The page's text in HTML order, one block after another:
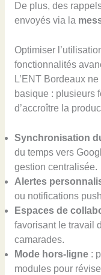
De plus, des
envoyés via la
Optimiser
fonctionnalités
L’ENT Bordeaux
basique : plusieurs
d’accroître la
Synchronisation
du temps vers
gestion centralisée.
Alertes
ou notifications
Espaces de
favorisant le travail
camarades.
Mode hors-ligne:
modules pour